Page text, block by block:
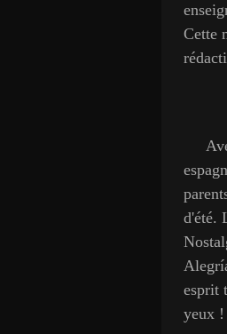
Cette
d'été.
esprit
yeux !